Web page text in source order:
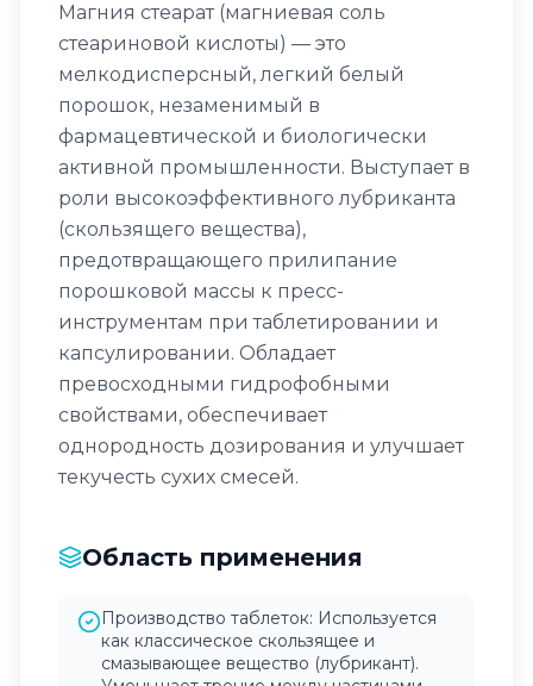
Магния стеарат (магниевая соль
стеариновой кислоты) — это
мелкодисперсный, легкий белый
порошок, незаменимый в
фармацевтической и биологически
активной промышленности. Выступает в
роли высокоэффективного лубриканта
(скользящего вещества),
предотвращающего прилипание
порошковой массы к пресс-
инструментам при таблетировании и
капсулировании. Обладает
превосходными гидрофобными
свойствами, обеспечивает
однородность дозирования и улучшает
текучесть сухих смесей.
Область применения
Производство таблеток: Используется
как классическое скользящее и
смазывающее вещество (лубрикант).